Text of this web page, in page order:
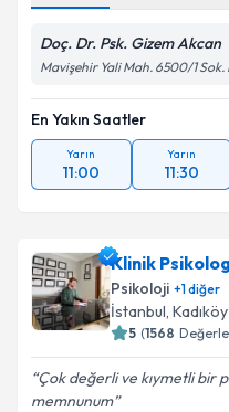
Doç. Dr. Psk. Gizem Akcan
Mavişehir Yali Mah. 6500/1 Sok.
En Yakın Saatler
Yarın
11:00
Yarın
11:30
Klinik
Psikoloji +1diğer
İstanbul, Kadıköy
5 (1568
Çok değerli ve kıymetli bir
memnunum